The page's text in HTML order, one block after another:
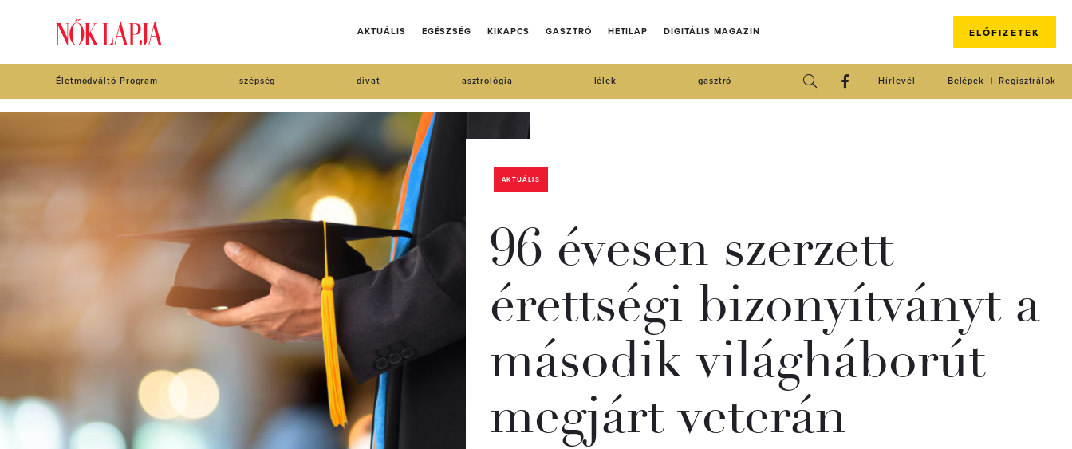
AKTUÁLIS EGÉSZSÉG KIKAPCS GASZTRÓ HETILAP DIGITÁLIS MAGAZIN ELŐFIZETEK
Életmódváltó Program szépség divat asztrológia lélek gasztró Regisztrálok
Belépek
Hírlevél
AKTUÁLIS
96 évesen szerzett
érettségi bizonyítványt a
második világháborút
megjárt veterán